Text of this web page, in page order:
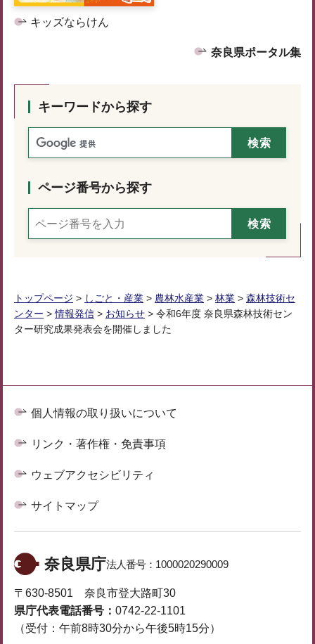
キッズならけん
奈良県ポータル集
キーワードから探す
ページ番号から探す
トップページ > しごと・産業 > 農林水産業 > 林業 > 森林技術セ
ンター >情報発信 > お知らせ > 令和6年度 奈良県森林技術セン
ター研究成果発表会を開催しました
個人情報の取り扱いについて
リンク・著作権・免責事項
ウェブアクセシビリティ
サイトマップ
奈良県庁法人番号： 1000020290009
〒630-8501 奈良市登大路町30
県庁代表電話番号： 0742-22-1101
（受付：午前8時30分から午後5時15分）